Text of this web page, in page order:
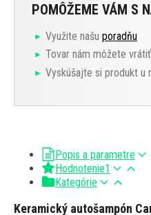
POMÔŽEME VÁM S
Využite našu poradňu
Tovar nám môžete
Vyskúšajte si produkt u
Popis a parametre
Hodnotenie1
Kategórie
Keramický autošampón